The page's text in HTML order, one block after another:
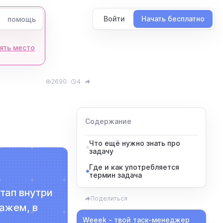
помощь
место
Войти Начать бесплатно
2690 4
внутри
в
Содержание
Что ещё нужно знать про
задачу
Где и как употребляется
термин задача
Поделиться
Weeek - твой таск-менеджер